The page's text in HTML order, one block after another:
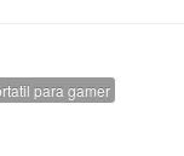
para gamer